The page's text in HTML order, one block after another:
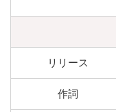
リリース
作詞